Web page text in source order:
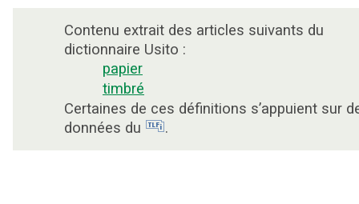
Contenu extrait des articles suivants du
dictionnaire Usito :
papier
timbré
Certaines de ces définitions s’appuient sur
données du
.